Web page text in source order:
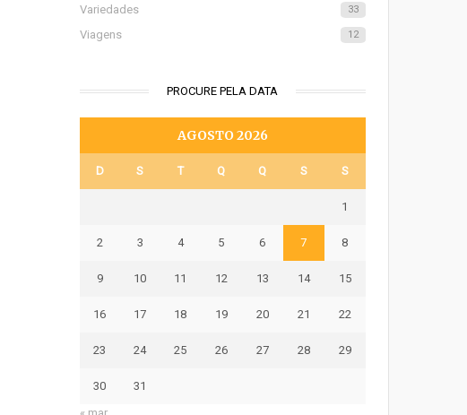
Variedades 33
Viagens 12
PROCURE PELA DATA
AGOSTO 2026
D S T Q Q S S
1
2 3 4 5 6 7 8
9 10 11 12 13 14 15
16 17 18 19 20 21 22
23 24 25 26 27 28 29
30
31